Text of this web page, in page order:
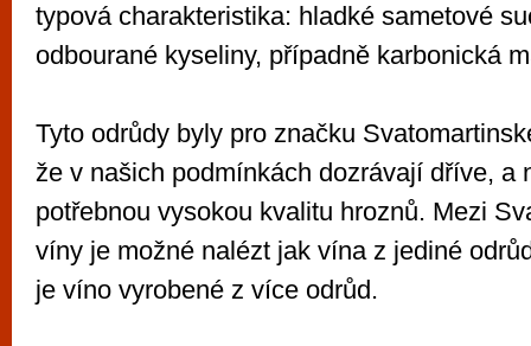
typová charakteristika: hladké sametové
odbourané kyseliny, případně karbonická
Tyto odrůdy byly pro značku
že v našich podmínkách dozrávají dříve, a
potřebnou vysokou kvalitu hroznů. Mezi
víny je možné nalézt jak vína z jediné
je víno vyrobené z více odrůd.